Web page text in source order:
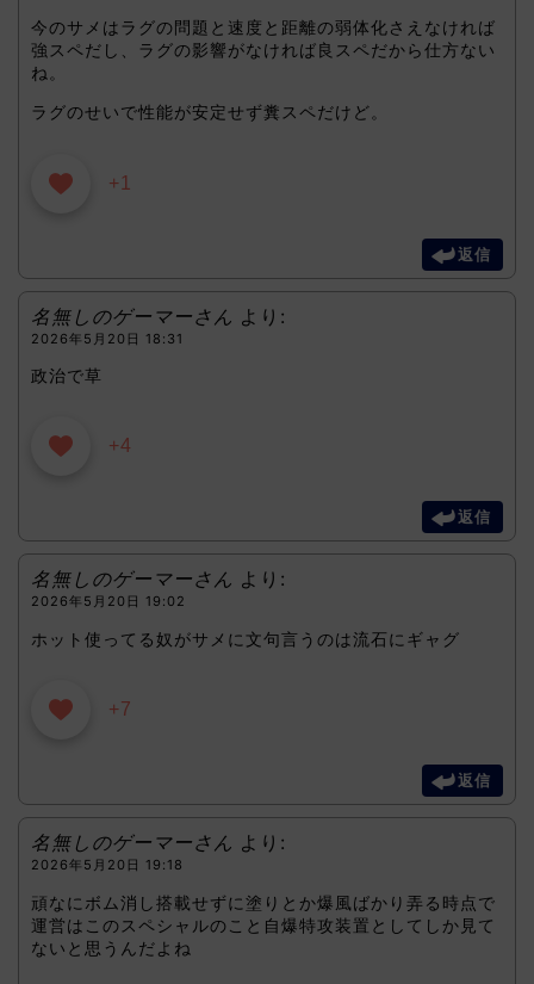
今のサメはラグの問題と速度と距離の弱体化さえなければ
強スペだし、ラグの影響がなければ良スペだから仕方ない
ね。
ラグのせいで性能が安定せず糞スペだけど。
+1
返信
名無しのゲーマーさん より:
2026年5月20日 18:31
政治で草
+4
返信
名無しのゲーマーさん より:
2026年5月20日 19:02
ホット使ってる奴がサメに文句言うのは流石にギャグ
+7
返信
名無しのゲーマーさん より:
2026年5月20日 19:18
頑なにボム消し搭載せずに塗りとか爆風ばかり弄る時点で
運営はこのスペシャルのこと自爆特攻装置としてしか見て
ないと思うんだよね